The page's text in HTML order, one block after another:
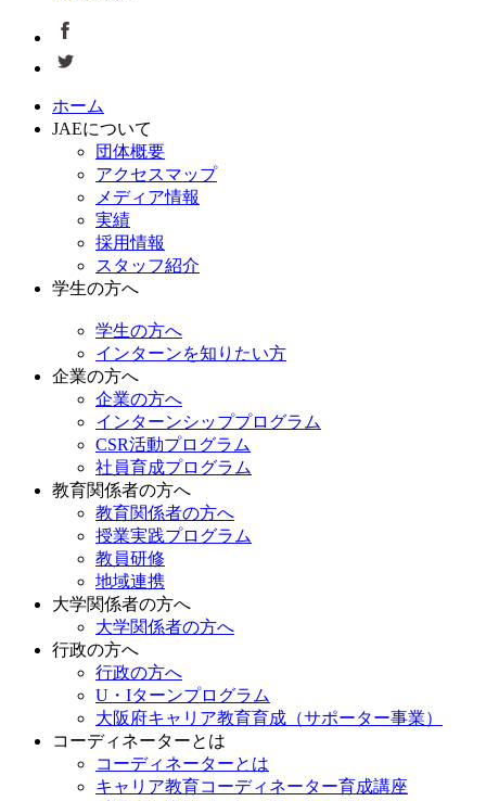
ホーム
JAEについて
団体概要
アクセスマップ
メディア情報
実績
採用情報
スタッフ紹介
学生の方へ
学生の方へ
インターンを知りたい方
企業の方へ
企業の方へ
インターンシッププログラム
CSR活動プログラム
社員育成プログラム
教育関係者の方へ
教育関係者の方へ
授業実践プログラム
教員研修
地域連携
大学関係者の方へ
大学関係者の方へ
行政の方へ
行政の方へ
U・Iターンプログラム
大阪府キャリア教育育成（サポーター事業）
コーディネーターとは
コーディネーターとは
キャリア教育コーディネーター育成講座